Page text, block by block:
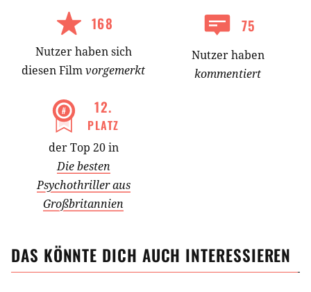
168
Nutzerhabensich
diesen Filmvorgemerkt
75
Nutzer haben
kommentiert
12.
PLATZ
der Top 20 in
Die besten
Psychothriller aus
Großbritannien
DAS KÖNNTE DICH AUCH INTERESSIEREN